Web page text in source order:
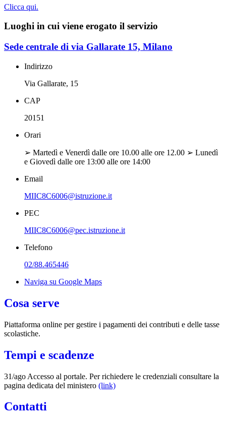
Clicca qui.
Luoghi in cui viene erogato il servizio
Sede centrale di via Gallarate 15, Milano
Indirizzo
Via Gallarate, 15
CAP
20151
Orari
➢ Martedì e Venerdì dalle ore 10.00 alle ore 12.00 ➢ Lunedì
e Giovedì dalle ore 13:00 alle ore 14:00
Email
MIIC8C6006@istruzione.it
PEC
MIIC8C6006@pec.istruzione.it
Telefono
02/88.465446
Naviga su Google Maps
Cosa serve
Piattaforma online per gestire i pagamenti dei contributi e delle tasse
scolastiche.
Tempi e scadenze
31/ago Accesso al portale. Per richiedere le credenziali consultare la
pagina dedicata del ministero (link)
Contatti